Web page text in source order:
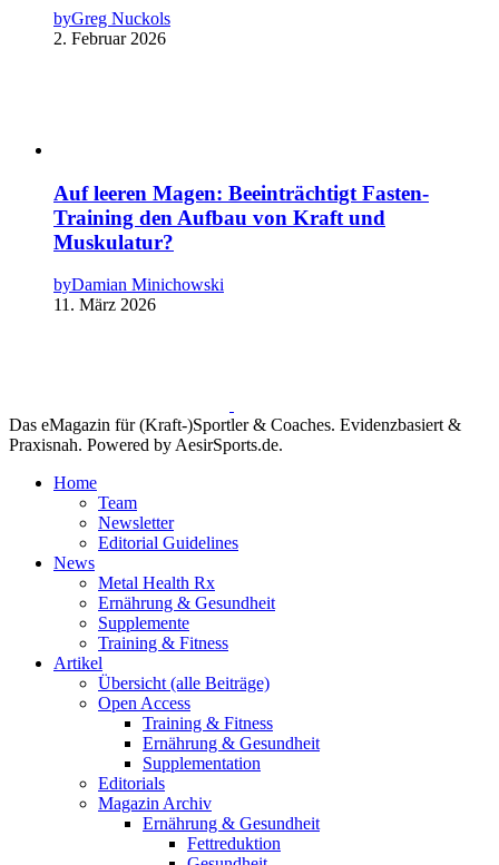
byGreg Nuckols
2. Februar 2026
Auf leeren Magen: Beeinträchtigt Fasten-
Training den Aufbau von Kraft und
Muskulatur?
byDamian Minichowski
11. März 2026
Das eMagazin für (Kraft-)Sportler & Coaches. Evidenzbasiert &
Praxisnah. Powered by AesirSports.de.
Home
Team
Newsletter
Editorial Guidelines
News
Metal Health Rx
Ernährung & Gesundheit
Supplemente
Training & Fitness
Artikel
Übersicht (alle Beiträge)
Open Access
Training & Fitness
Ernährung & Gesundheit
Supplementation
Editorials
Magazin Archiv
Ernährung & Gesundheit
Fettreduktion